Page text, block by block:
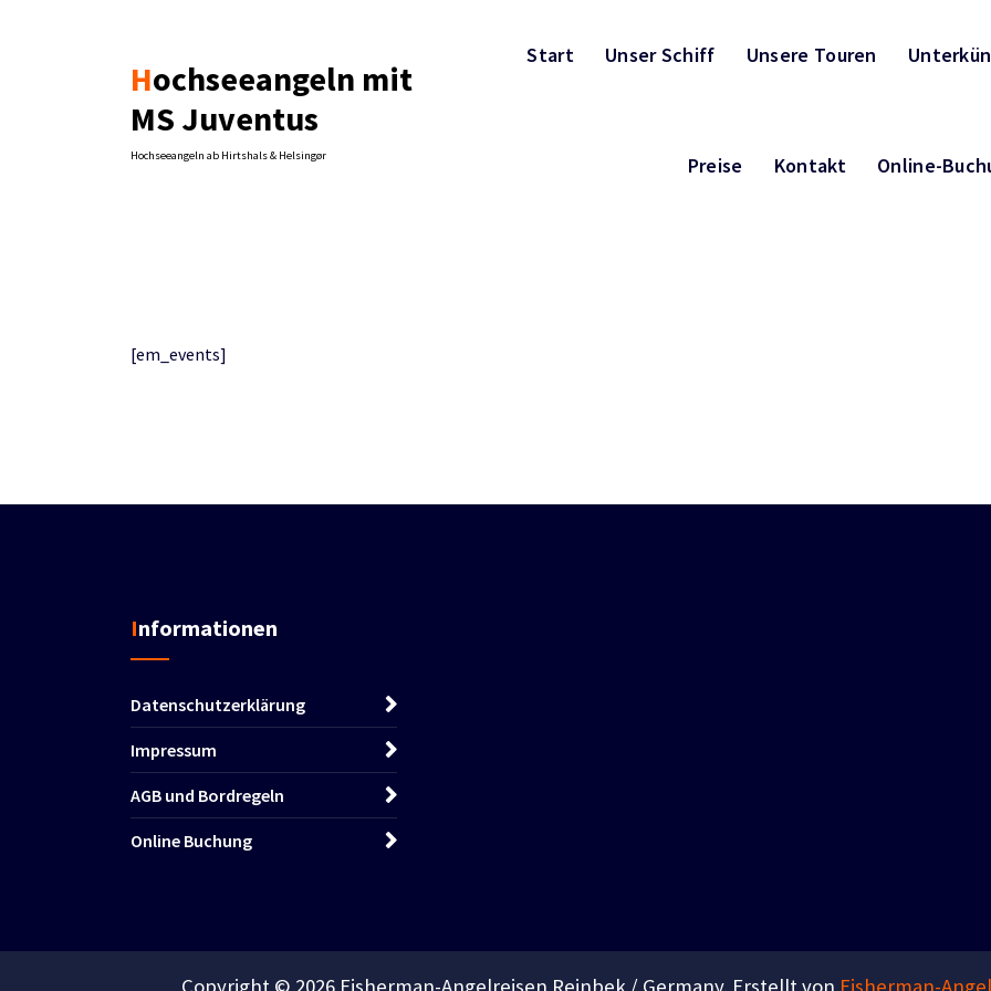
Hochseeangeln mit
MS Juventus
Hochseeangeln ab Hirtshals & Helsingør
Start Unser Schiff Unsere Touren
Preise Kontakt Online-
[em_events]
Informationen
Datenschutzerklärung
Impressum
AGB und Bordregeln
Online Buchung